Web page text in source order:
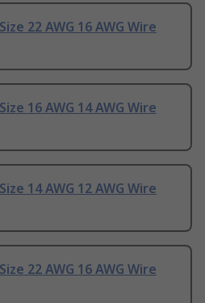
22 AWG 16 AWG Wire
16 AWG 14 AWG Wire
14 AWG 12 AWG Wire
22 AWG 16 AWG Wire